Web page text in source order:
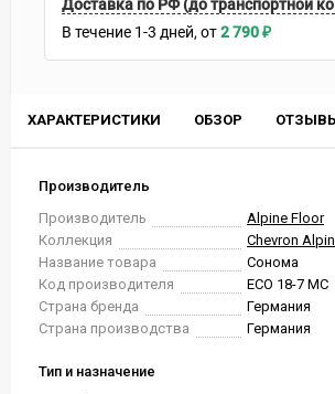
ХАРАКТЕРИСТИКИ ОБЗОР
Производитель
Производитель
Alpine Floor
Коллекция
Chevron
Название товара
Сонома
Код производителя
ECO 18-7 MC
Страна бренда
Германия
Страна производства
Германия
Тип и назначение
Доставка по РФ (до транспортной
В течение 1-3 дней 2 790₽